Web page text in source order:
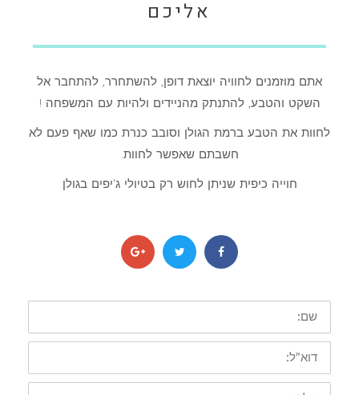
אליכם
אתם מוזמנים לחוויה יוצאת דופן, להשתחרר, להתחבר אל
השקט והטבע, להתנתק מהניידים ולהיות עם המשפחה !
לחוות את הטבע ברמת הגולן וסובב כנרת כמו שאף פעם לא
חשבתם שאפשר לחוות.
חוייה כיפית שניתן לחוש רק בטיולי ג'יפים בגולן
שם:
דוא"ל:
טלפון: